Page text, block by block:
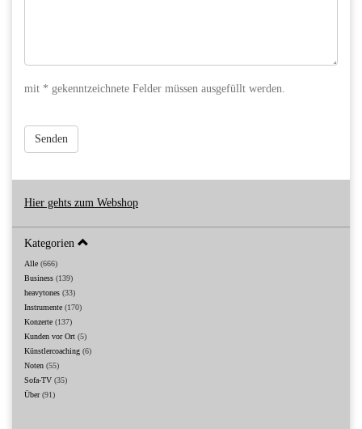
mit * gekenntzeichnete Felder müssen ausgefüllt werden.
Senden
Hier gehts zum Webshop
Kategorien
Alle (666)
Business (139)
heavytones (33)
Instrumente (170)
Konzerte (137)
Kunden vor Ort (5)
Künstlercoaching (6)
Noten (55)
Sofa-TV (35)
Über(91)